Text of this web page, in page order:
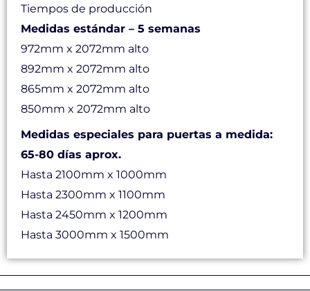
Tiempos de producción
Medidas estándar – 5 semanas
972mm x 2072mm alto
892mm x 2072mm alto
865mm x 2072mm alto
850mm x 2072mm alto
Medidas especiales para puertas a medida:
65-80 días aprox.
Hasta 2100mm x 1000mm
Hasta 2300mm x 1100mm
Hasta 2450mm x 1200mm
Hasta 3000mm x 1500mm